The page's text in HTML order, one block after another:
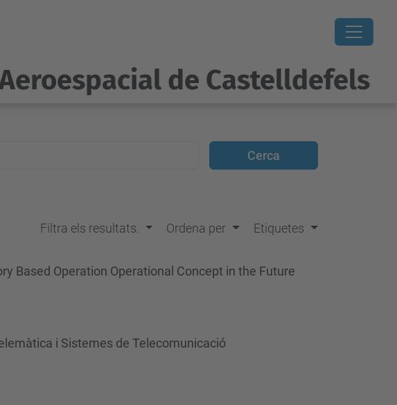
de Castelldefels
Filtra els resultats. Ordena per Etiquetes
Based Operation Operational Concept in the Future
i Sistemes de Telecomunicació